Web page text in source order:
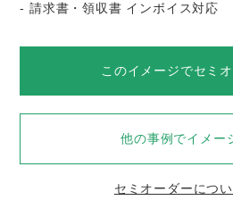
- 請求書・領収書 インボイス対応
このイメージでセミ
他の事例でイメー
セミオーダーについ